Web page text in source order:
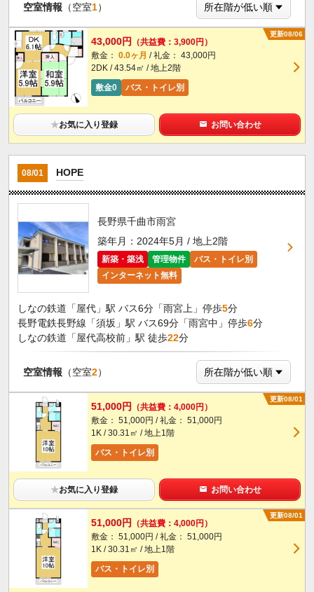
空室情報 （空室1）
更新08/06
43,000円
（共益費：3,900円）
敷金： 0.0ヶ月 / 礼金： 43,000円
2DK / 43.54㎡ / 地上2階
敷金0
バス・トイレ別
★お気に入り登録 お問い合わせ
08/01 HOPE
長野県千曲市雨宮
築年月：2024年5月 / 地上2階
新築・築浅 管理物件
バス・トイレ別
インターネット無料
しなの鉄道「屋代」駅 バス6分「雨宮上」停歩5分
長野電鉄長野線「須坂」駅 バス69分「雨宮中」停歩6分
しなの鉄道「屋代高校前」駅 徒歩22分
空室情報 （空室2）
更新08/01
51,000円
（共益費：4,000円）
敷金： 51,000円 / 礼金： 51,000円
1K / 30.31㎡ / 地上1階
バス・トイレ別
★お気に入り登録 お問い合わせ
更新08/01
51,000円
（共益費：4,000円）
敷金： 51,000円 / 礼金： 51,000円
1K / 30.31㎡ / 地上1階
バス・トイレ別